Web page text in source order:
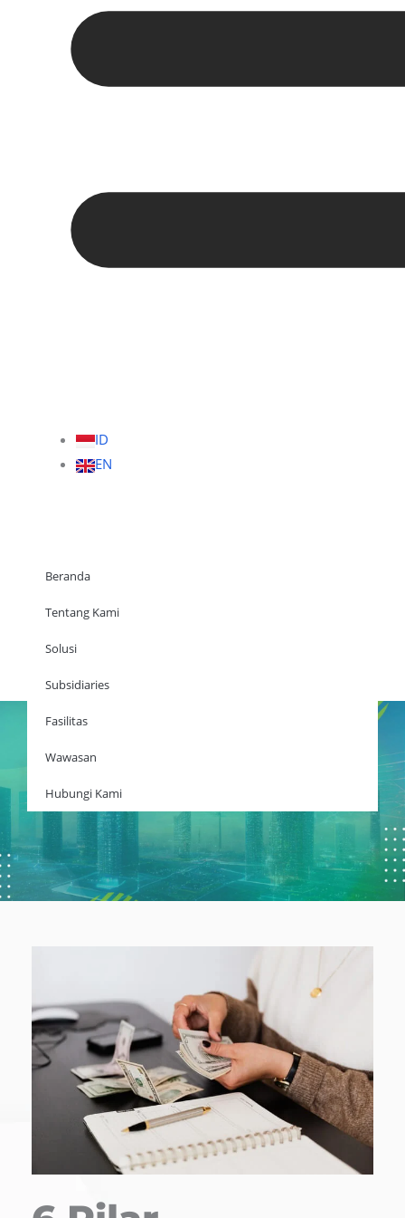
ID
EN
Beranda
Subsidiaries
Hubungi Kami
Beranda
Tentang Kami
Solusi
Subsidiaries
Fasilitas
Wawasan
Hubungi Kami